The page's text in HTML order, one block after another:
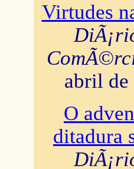
Virtudes
abril de
O
ditadura